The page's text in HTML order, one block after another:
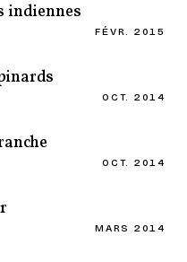
indiennes
FÉVR. 2015
OCT. 2014
OCT. 2014
MARS 2014